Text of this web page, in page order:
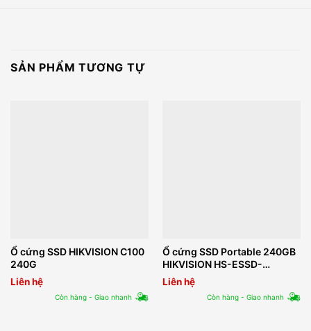
SẢN PHẨM TƯƠNG TỰ
Ổ cứng SSD HIKVISION C100
240G
Liên hệ
Còn hàng - Giao nhanh
Ổ cứng SSD Portable 240GB
HIKVISION HS-ESSD-
T100I(STD)/240G/Rose Gold
Liên hệ
Còn hàng - Giao nhanh